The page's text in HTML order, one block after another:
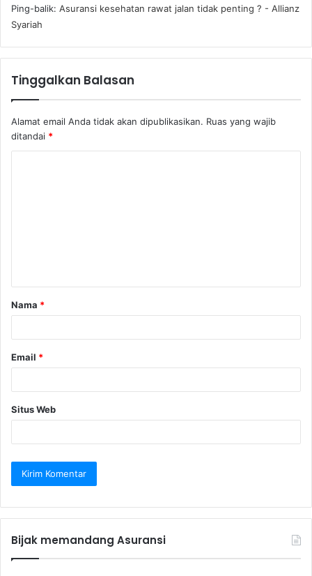
Ping-balik: Asuransi kesehatan rawat jalan tidak penting ? - Allianz
Syariah
Tinggalkan Balasan
Alamat email Anda tidak akan dipublikasikan. Ruas yang wajib
ditandai *
a
r
Nama *
Email *
Situs Web
Bijak memandang Asuransi